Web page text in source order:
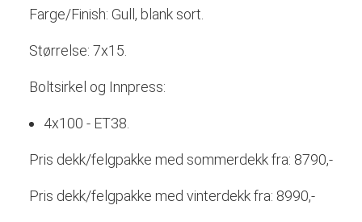
Farge/Finish: Gull, blank sort.
Størrelse: 7x15.
Boltsirkel og Innpress:
4x100 - ET38.
Pris dekk/felgpakke med sommerdekk fra: 8790,-
Pris dekk/felgpakke med vinterdekk fra: 8990,-